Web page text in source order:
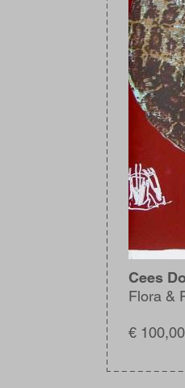
Cees
Flora &
€